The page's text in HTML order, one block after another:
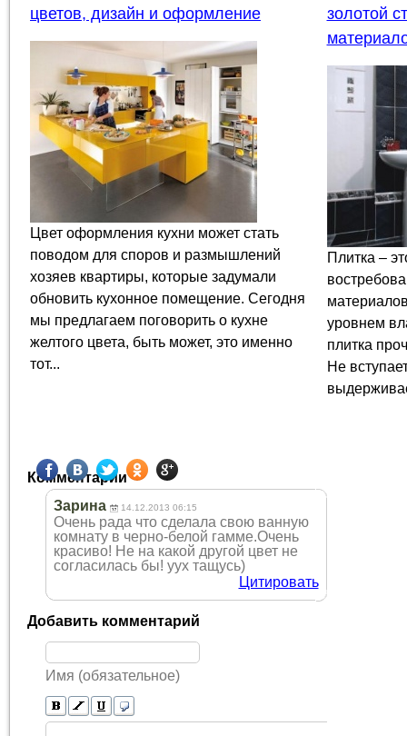
цветов, дизайн и оформление
Цвет оформления кухни может стать
поводом для споров и размышлений
хозяев квартиры, которые задумали
обновить кухонное помещение. Сегодня
мы предлагаем поговорить о кухне
желтого цвета, быть может, это именно
тот...
золотой
Плитка –
уровнем
плитка
Не
Комментарии
Зарина
14.12.2013 06:15
Очень рада что сделала свою ванную
комнату в черно-белой гамме.Очень
красиво! Не на какой другой цвет не
согласилась бы! уух тащусь)
Цитировать
Добавить комментарий
Имя (обязательное)